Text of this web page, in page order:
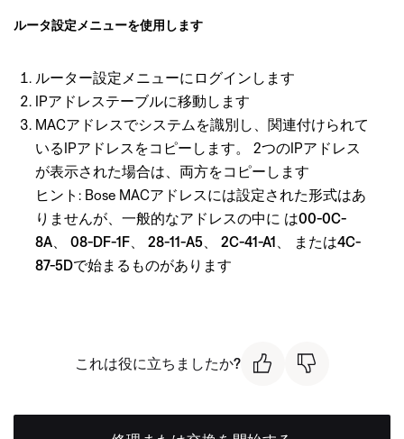
ルータ設定メニューを使用します
ルーター設定メニューにログインします
IPアドレステーブルに移動します
MACアドレスでシステムを識別し、関連付けられて
いるIPアドレスをコピーします。 2つのIPアドレス
が表示された場合は、両方をコピーします
ヒント: Bose MACアドレスには設定された形式はあ
りませんが、一般的なアドレスの中に は00-0C-
8A
08-DF-1F 28-11-A5 2C-41-A1
または4C-
87-5Dで始まるものがあります
これは役に立ちましたか?